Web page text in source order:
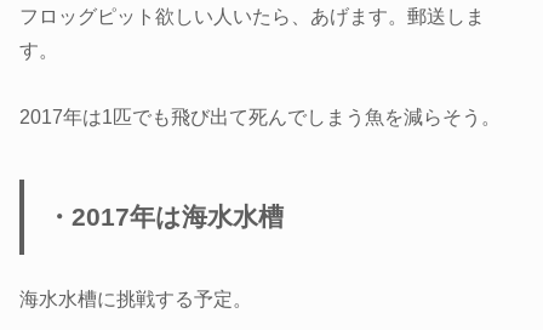
フロッグピット欲しい人いたら、あげます。郵送しま
す。
2017年は1匹でも飛び出て死んでしまう魚を減らそう。
・2017年は海水水槽
海水水槽に挑戦する予定。